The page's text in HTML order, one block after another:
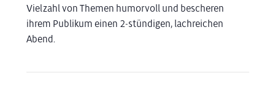
Vielzahl von Themen humorvoll und bescheren
ihrem Publikum einen 2-stündigen, lachreichen
Abend.